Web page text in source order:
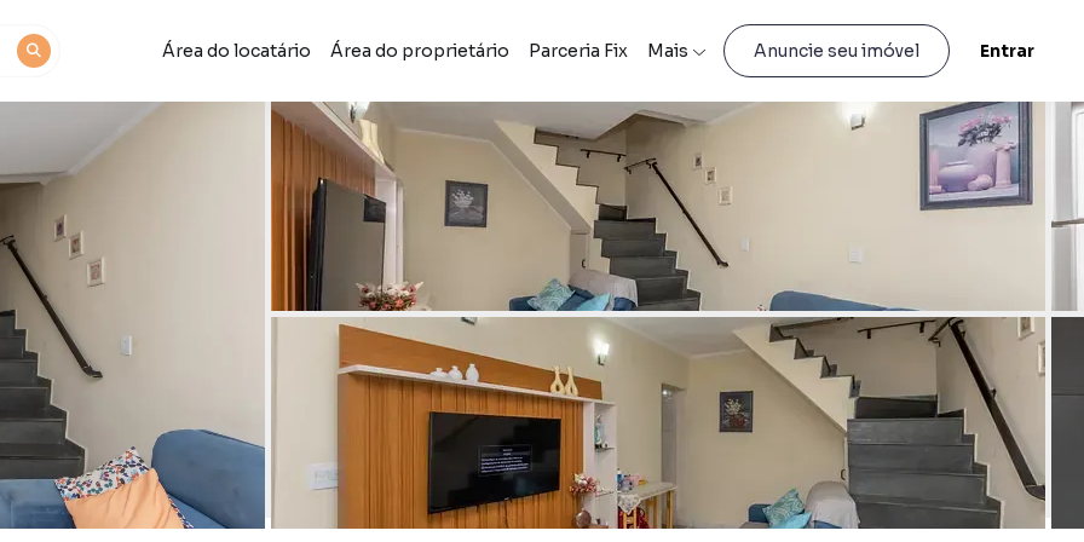
Área do locatário Área do proprietário Parceria Fix Mais Anuncie seu imóvel Entrar